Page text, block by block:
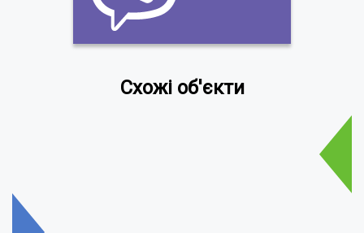
Схожі об'єкти